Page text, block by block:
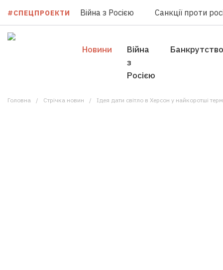
#СПЕЦПРОЕКТИ Війна з Росією Санкції проти
Новини
Війна
з
Росією
Банкрутство
Головна Стрічка новин Ідея дати світло в Херсон у найкоротші